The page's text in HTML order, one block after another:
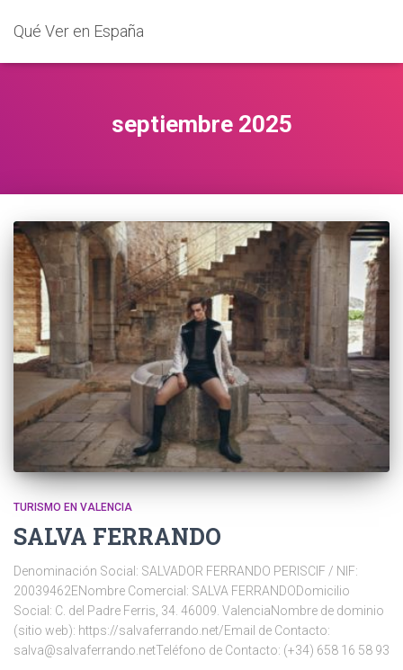
Qué Ver en España
septiembre 2025
TURISMO EN VALENCIA
SALVA FERRANDO
Denominación Social: SALVADOR FERRANDO PERISCIF / NIF:
20039462ENombre Comercial: SALVA FERRANDODomicilio
Social: C. del Padre Ferris, 34. 46009. ValenciaNombre de dominio
(sitio web): https://salvaferrando.net/Email de Contacto:
salva@salvaferrando.netTeléfono de Contacto: (+34) 658 16 58 93